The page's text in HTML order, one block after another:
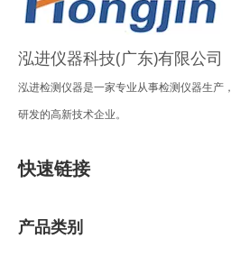
泓进仪器科技(广东)有限公司
泓进检测仪器是一家专业从事检测仪器生产，
研发的高新技术企业。
快速链接
产品类别